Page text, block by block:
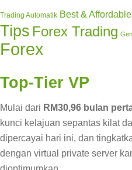
Trading Automatik Best &
Tips Forex Trading
Forex
Top-Tier VP
Mulai dari RM30,96 bulan
kunci kelajuan sepantas kilat
dipercayai hari ini, dan
dengan virtual private server